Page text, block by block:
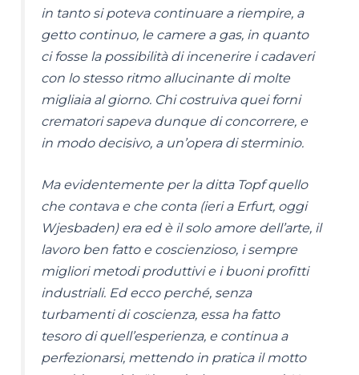
in tanto si poteva continuare a riempire, a
getto continuo, le camere a gas, in quanto
ci fosse la possibilità di incenerire i cadaveri
con lo stesso ritmo allucinante di molte
migliaia al giorno. Chi costruiva quei forni
crematori sapeva dunque di concorrere, e
in modo decisivo, a un’opera di sterminio.
Ma evidentemente per la ditta Topf quello
che contava e che conta (ieri a Erfurt, oggi
Wjesbaden) era ed è il solo amore dell’arte, il
lavoro ben fatto e coscienzioso, i sempre
migliori metodi produttivi e i buoni profitti
industriali. Ed ecco perché, senza
turbamenti di coscienza, essa ha fatto
tesoro di quell’esperienza, e continua a
perfezionarsi, mettendo in pratica il motto